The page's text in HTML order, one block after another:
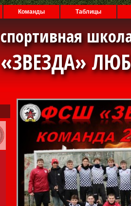
Команды Таблицы
спортивная
«ЗВЕЗДА»